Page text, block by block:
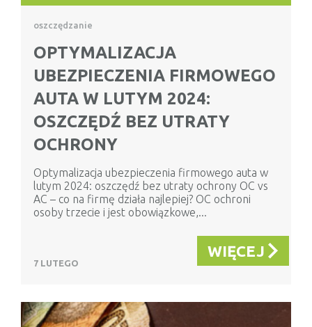
oszczędzanie
OPTYMALIZACJA
UBEZPIECZENIA FIRMOWEGO
AUTA W LUTYM 2024:
OSZCZĘDŹ BEZ UTRATY
OCHRONY
Optymalizacja ubezpieczenia firmowego auta w
lutym 2024: oszczędź bez utraty ochrony OC vs
AC – co na firmę działa najlepiej? OC ochroni
osoby trzecie i jest obowiązkowe,...
7 LUTEGO
WIĘCEJ